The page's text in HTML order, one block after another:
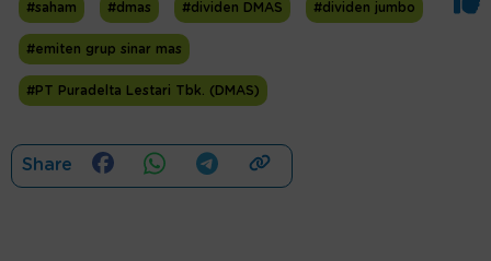
#saham #dmas #dividen DMAS #dividen jumbo
#emiten grup sinar mas
#PT Puradelta Lestari Tbk. (DMAS)
Share